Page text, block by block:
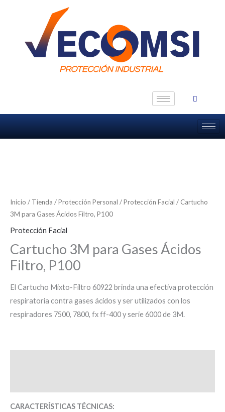
Inicio / Tienda /Protección Personal /Protección Facial / Cartucho
3M para Gases Ácidos Filtro, P100
Protección Facial
Cartucho 3M para Gases Ácidos
Filtro, P100
El Cartucho Mixto-Filtro 60922 brinda una efectiva protección
respiratoria contra gases ácidos y ser utilizados con los
respiradores 7500, 7800, fx ff-400 y serie 6000 de 3M.
CARACTERÍSTICAS TÉCNICAS: